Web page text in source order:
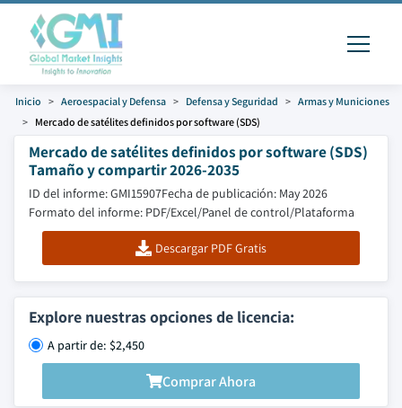
Inicio Aeroespacial y Defensa Defensa y Seguridad
Armas y Municiones
Mercado de satélites definidos por software (SDS)
Mercado de satélites definidos por software (SDS)
Tamaño y compartir 2026-2035
ID del informe: GMI15907Fecha de publicación: May 2026
Formato del informe: PDF/Excel/Panel de control/Plataforma
Descargar PDF Gratis
Explore nuestras opciones de licencia:
A partir de: $2,450
Comprar Ahora